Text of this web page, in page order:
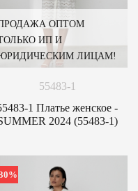
ОПТОМ
ИП И
ЛИЦАМ!
55483-1
1 Платье женское -
2024 (55483-1)